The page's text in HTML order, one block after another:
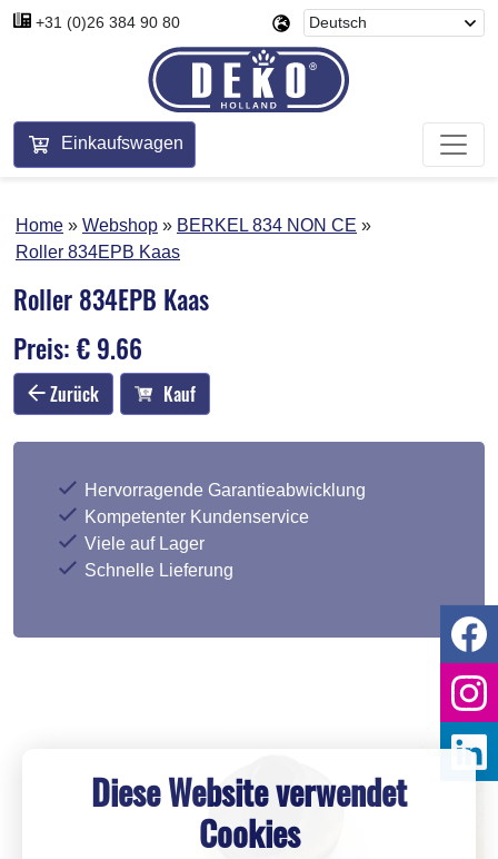
+31 (0)26 384 90 80
Einkaufswagen
Home Webshop
BERKEL 834 NON CE
Roller 834EPB Kaas
Roller 834EPB Kaas
Preis: € 9.66
Zurück Kauf
Hervorragende Garantieabwicklung
Kompetenter Kundenservice
Viele auf Lager
Schnelle Lieferung
Diese Website verwendet
Cookies